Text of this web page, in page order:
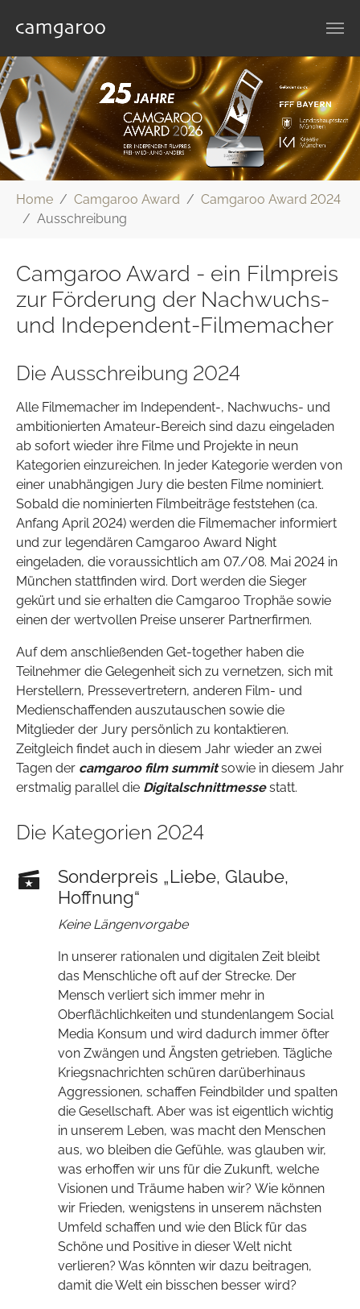
Zum Hauptinhalt springen
Home Camgaroo Award
Camgaroo Award 2024
Ausschreibung
Camgaroo Award - ein Filmpreis
zur Förderung der Nachwuchs-
und Independent-Filmemacher
Die Ausschreibung 2024
Alle Filmemacher im Independent-, Nachwuchs- und
ambitionierten Amateur-Bereich sind dazu eingeladen
ab sofort wieder ihre Filme und Projekte in neun
Kategorien einzureichen. In jeder Kategorie werden von
einer unabhängigen Jury die besten Filme nominiert.
Sobald die nominierten Filmbeiträge feststehen (ca.
Anfang April 2024) werden die Filmemacher informiert
und zur legendären Camgaroo Award Night
eingeladen, die voraussichtlich am 07./08. Mai 2024 in
München stattfinden wird. Dort werden die Sieger
gekürt und sie erhalten die Camgaroo Trophäe sowie
einen der wertvollen Preise unserer Partnerfirmen.
Auf dem anschließenden Get-together haben die
Teilnehmer die Gelegenheit sich zu vernetzen, sich mit
Herstellern, Pressevertretern, anderen Film- und
Medienschaffenden auszutauschen sowie die
Mitglieder der Jury persönlich zu kontaktieren.
Zeitgleich findet auch in diesem Jahr wieder an zwei
Tagen der camgaroo film summitsowie in diesem Jahr
erstmalig parallel die Digitalschnittmessestatt.
Die Kategorien 2024
Sonderpreis „Liebe, Glaube,
Hoffnung“
Keine Längenvorgabe
In unserer rationalen und digitalen Zeit bleibt
das Menschliche oft auf der Strecke. Der
Mensch verliert sich immer mehr in
Oberflächlichkeiten und stundenlangem Social
Media Konsum und wird dadurch immer öfter
von Zwängen und Ängsten getrieben. Tägliche
Kriegsnachrichten schüren darüberhinaus
Aggressionen, schaffen Feindbilder und spalten
die Gesellschaft. Aber was ist eigentlich wichtig
in unserem Leben, was macht den Menschen
aus, wo bleiben die Gefühle, was glauben wir,
was erhoffen wir uns für die Zukunft, welche
Visionen und Träume haben wir? Wie können
wir Frieden, wenigstens in unserem nächsten
Umfeld schaffen und wie den Blick für das
Schöne und Positive in dieser Welt nicht
verlieren? Was könnten wir dazu beitragen,
damit die Welt ein bisschen besser wird?